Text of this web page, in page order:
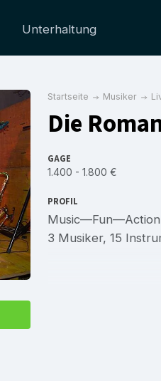
Unterhaltung
Startseite Musiker
Die
GAGE
1.400 - 1.800 €
PROFIL
Music—Fun—Action
3 Musiker, 15